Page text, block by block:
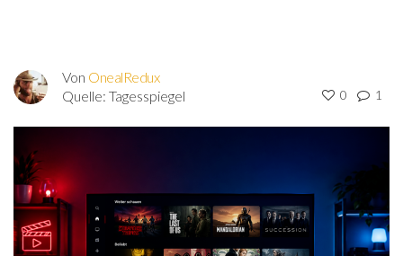
Von OnealRedux
Quelle: Tagesspiegel 0 1